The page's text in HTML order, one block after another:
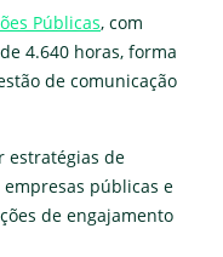
Públicas, com
4.640 horas, forma
de comunicação
estratégias de
públicas e
de engajamento